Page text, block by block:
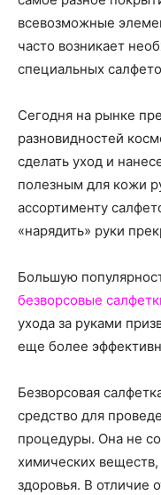
всевозможные
часто возникает
специальных
Сегодня на рынке
разновидностей
сделать уход и
полезным для кожи
ассортименту
«нарядить» руки
Большую
безворсовые
ухода за руками
еще более
Безворсовая
средство для
процедуры. Она не
химических
здоровья. В отличие